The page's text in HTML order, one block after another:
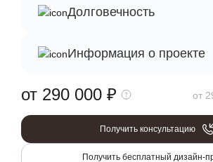
Долговечность
Информация о проекте
от 290 000 ₽ от
Получить консультацию
Получить бесплатный дизайн-